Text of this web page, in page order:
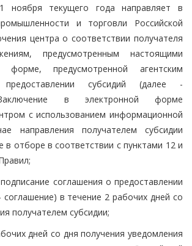
ноября текущего года направляет в
и торговли Российской
центра о соответствии получателя
предусмотренным настоящими
предусмотренной агентским
субсидий (далее -
в электронной форме
с использованием информационной
направления получателем субсидии
в отборе в соответствии с пунктами 12 и
соглашения о предоставлении
соглашение) в течение 2 рабочих дней со
получателем субсидии;
дней со дня получения уведомления